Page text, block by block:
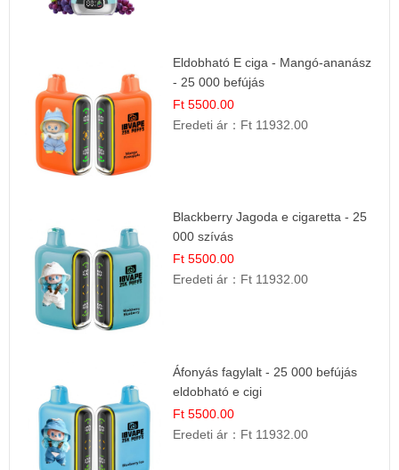
Eldobható E ciga - Mangó-ananász
- 25 000 befújás
Ft 5500.00
Eredeti ár： Ft 11932.00
Blackberry Jagoda e cigaretta - 25
000 szívás
Ft 5500.00
Eredeti ár： Ft 11932.00
Áfonyás fagylalt - 25 000 befújás
eldobható e cigi
Ft 5500.00
Eredeti ár： Ft 11932.00